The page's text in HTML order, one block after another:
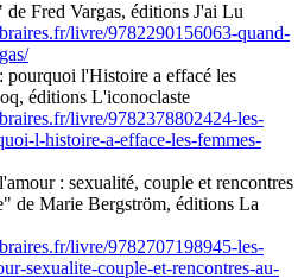
Fred Vargas, éditions J'ai Lu
livre/9782290156063-quand-
pourquoi l'Histoire a effacé les
éditions L'iconoclaste
livre/9782378802424-les-
l-histoire-a-efface-les-femmes-
: sexualité, couple et rencontres
de Marie Bergström, éditions La
livre/9782707198945-les-
sexualite-couple-et-rencontres-au-